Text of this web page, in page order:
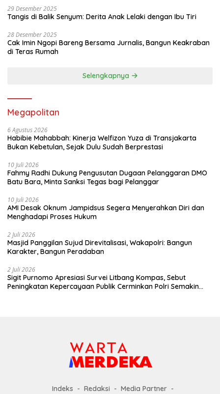
29 Desember 2025
Tangis di Balik Senyum: Derita Anak Lelaki dengan Ibu Tiri
28 Desember 2025
Cak Imin Ngopi Bareng Bersama Jurnalis, Bangun Keakraban
di Teras Rumah
Selengkapnya
Megapolitan
6 Agustus 2026
Habibie Mahabbah: Kinerja Welfizon Yuza di Transjakarta
Bukan Kebetulan, Sejak Dulu Sudah Berprestasi
10 Juli 2026
Fahmy Radhi Dukung Pengusutan Dugaan Pelanggaran DMO
Batu Bara, Minta Sanksi Tegas bagi Pelanggar
10 Juli 2026
AMI Desak Oknum Jampidsus Segera Menyerahkan Diri dan
Menghadapi Proses Hukum
2 Juli 2026
Masjid Panggilan Sujud Direvitalisasi, Wakapolri: Bangun
Karakter, Bangun Peradaban
2 Juli 2026
Sigit Purnomo Apresiasi Survei Litbang Kompas, Sebut
Peningkatan Kepercayaan Publik Cerminkan Polri Semakin
Indeks Redaksi Media Partner